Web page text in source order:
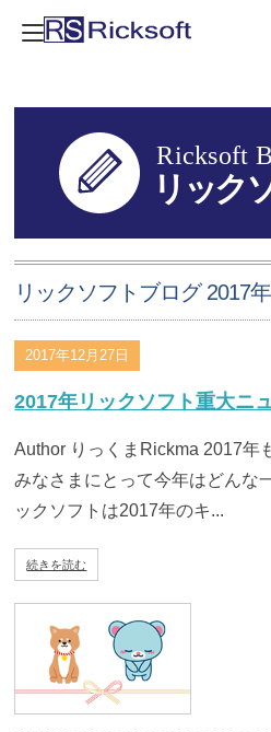
リックソフトブログ 2017年
2017年12月27日
2017年リックソフト重大ニ
Author りっくまRickma 2017年
みなさまにとって今年はどんな
ックソフトは2017年のキ...
続きを読む